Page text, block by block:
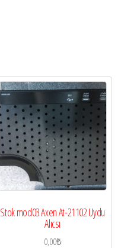
Stok mod03 Axen At-21102 Uydu
Alıcsı
0,00₺